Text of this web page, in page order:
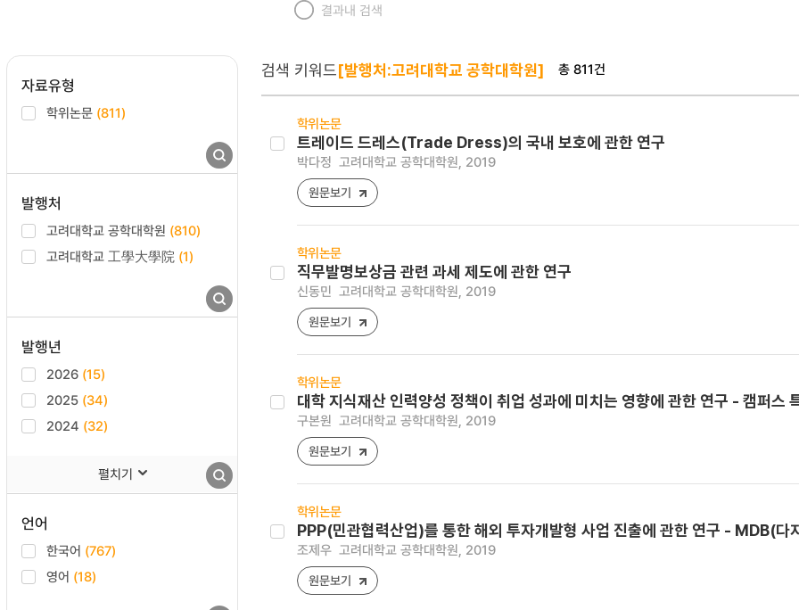
결과내 검색
자료유형
학위논문 (811)
발행처
고려대학교 공학대학원 (810)
고려대학교 工學大學院 (1)
발행년
2026 (15)
2025 (34)
2024 (32)
펼치기
언어
한국어 (767)
영어 (18)
검색 키워드[발행처:고려대학교 공학대학원] 총 811건
학위논문
트레이드 드레스(Trade Dress)의 국내 보호에 관한 연구
박다정 고려대학교 공학대학원, 2019
원문보기
학위논문
직무발명보상금 관련 과세 제도에 관한 연구
신동민 고려대학교 공학대학원, 2019
원문보기
학위논문
대학 지식재산 인력양성 정책이 취업 성과에 미치는 영향에 관한 연구 - 캠퍼스
구본원 고려대학교 공학대학원, 2019
원문보기
학위논문
PPP(민관협력산업)를 통한 해외 투자개발형 사업 진출에 관한 연구 - MDB(다
조제우 고려대학교 공학대학원, 2019
원문보기